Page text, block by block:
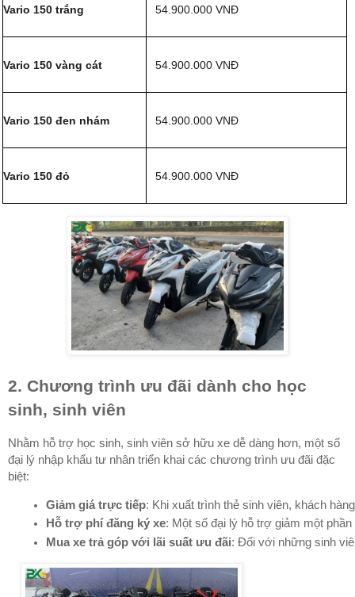
Vario 150 trắng 54.900.000 VNĐ
Vario 150 vàng cát 54.900.000 VNĐ
Vario 150 đen nhám 54.900.000 VNĐ
Vario 150 đỏ 54.900.000 VNĐ
2. Chương trình ưu đãi dành cho học
sinh, sinh viên
Nhằm hỗ trợ học sinh, sinh viên sở hữu xe dễ dàng hơn, một số
đại lý nhập khẩu tư nhân triển khai các chương trình ưu đãi đặc
biệt:
Giảm giá trực tiếp: Khi xuất trình thẻ sinh viên, khách
Hỗ trợ phí đăng ký xe: Một số đại lý hỗ trợ giảm một
Mua xe trả góp với lãi suất ưu đãi: Đối với những sinh